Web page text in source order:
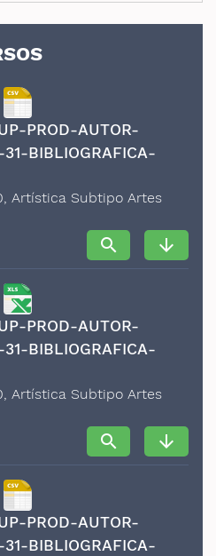
PROD-AUTOR-
BIBLIOGRAFICA-
Artística Subtipo Artes
search arrow_downward
PROD-AUTOR-
BIBLIOGRAFICA-
Artística Subtipo Artes
search arrow_downward
PROD-AUTOR-
BIBLIOGRAFICA-